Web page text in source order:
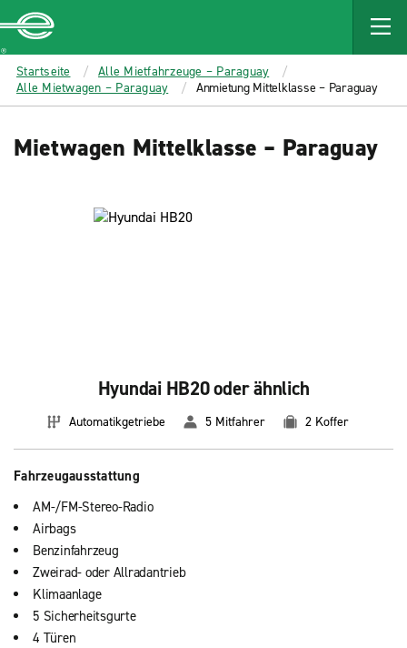
MAIN
CONTENT
Enterprise
Startseite
Alle Mietfahrzeuge – Paraguay
Alle Mietwagen – Paraguay
Anmietung Mittelklasse – Paraguay
Mietwagen Mittelklasse – Paraguay
Hyundai HB20 oder ähnlich
Automatikgetriebe 5 Mitfahrer 2 Koffer
Fahrzeugausstattung
AM-/FM-Stereo-Radio
Airbags
Benzinfahrzeug
Zweirad- oder Allradantrieb
Klimaanlage
5 Sicherheitsgurte
4 Türen